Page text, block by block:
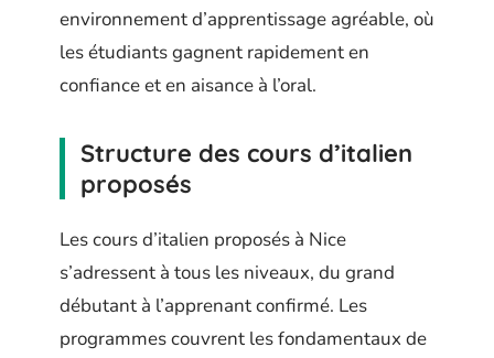
environnement d’apprentissage agréable, où
les étudiants gagnent rapidement en
confiance et en aisance à l’oral.
Structure des cours d’italien
proposés
Les cours d’italien proposés à Nice
s’adressent à tous les niveaux, du grand
débutant à l’apprenant confirmé. Les
programmes couvrent les fondamentaux de